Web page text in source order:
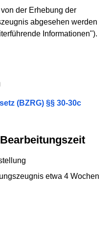
der Erhebung der
abgesehen werden
Informationen").
(BZRG) §§ 30-30c
etwa 4 Wochen